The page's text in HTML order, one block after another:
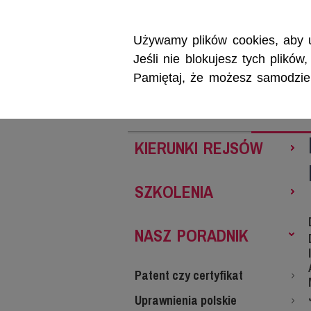
Używamy plików cookies, aby
Jeśli nie blokujesz tych
Pamiętaj, że możesz
KIERUNKI REJSÓW
SZKOLENIA
NASZ PORADNIK
Patent czy certyfikat
Uprawnienia polskie